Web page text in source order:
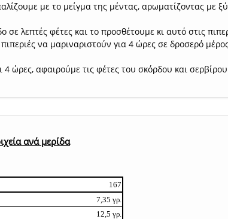
με το μείγμα της μέντας, αρωματίζοντας με
σε λεπτές φέτες και το προσθέτουμε κι αυτό στις
να μαριναριστούν για 4 ώρες σε δροσερό
ώρες, αφαιρούμε τις φέτες του σκόρδου και
ανά μερίδα
167
7,35 γρ.
12,5 γρ.